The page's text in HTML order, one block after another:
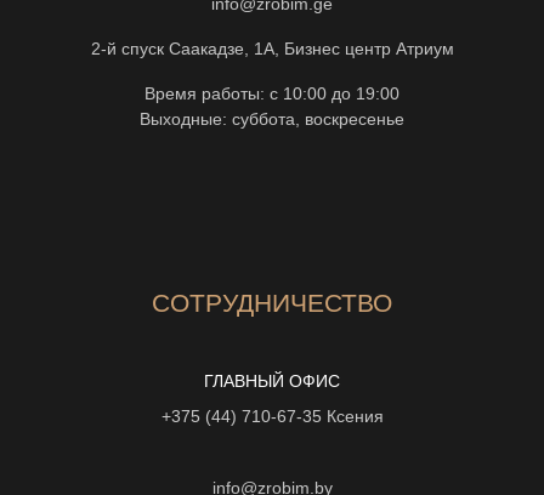
info@zrobim.ge
2-й спуск Саакадзе, 1А, Бизнес центр Атриум
Время работы: с 10:00 до 19:00
Выходные: суббота, воскресенье
СОТРУДНИЧЕСТВО
ГЛАВНЫЙ ОФИС
+375 (44) 710-67-35 Ксения
info@zrobim.by